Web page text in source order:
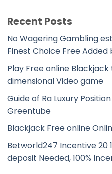
Recent Posts
No Wagering Gambling
Finest Choice Free Added
Play Free online
dimensional Video game
Guide of Ra Luxury
Greentube
Blackjack Free online
Betworld247 Incentive 20
deposit Needed, 100%